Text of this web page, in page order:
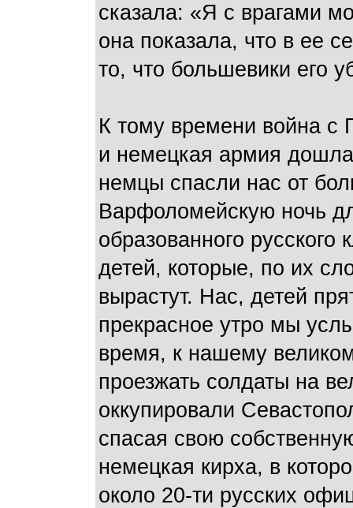
сказала: «Я с врагами
она показала, что в ее
то, что большевики его
К тому времени война с
и немецкая армия
немцы спасли нас от
Варфоломейскую ночь
образованного
детей, которые, по их
вырастут. Нас, детей
прекрасное утро мы
время, к нашему
проезжать солдаты на
оккупировали
спасая свою
немецкая кирха, в
около 20-ти русских